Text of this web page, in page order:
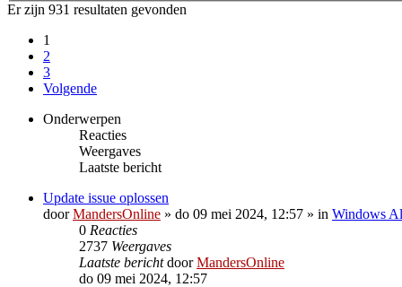
Er zijn 931 resultaten gevonden
1
2
3
Volgende
Onderwerpen
Reacties
Weergaves
Laatste bericht
Update issue oplossen
doorMandersOnline » do 09 mei 2024, 12:57 » in Windows
0 Reacties
2737 Weergaves
Laatste berichtdoorMandersOnline
do 09 mei 2024, 12:57